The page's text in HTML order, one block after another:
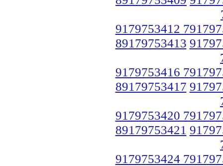
9179753412
89179753413
9179753416
89179753417
9179753420
89179753421
9179753424